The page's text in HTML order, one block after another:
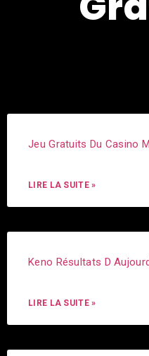
Jeu Gratuits Du Casino
LIRE LA SUITE »
Keno Résultats D
LIRE LA SUITE »